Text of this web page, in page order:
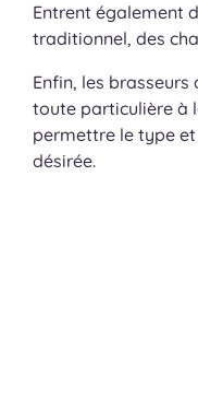
Entrent également
traditionnel, des
Enfin, les
toute particulière à
permettre le type
désirée.